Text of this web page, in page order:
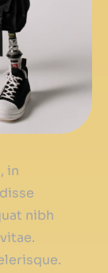
in
nibh